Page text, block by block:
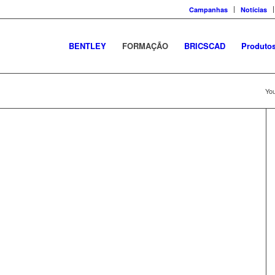
Campanhas Notícias
BENTLEY FORMAÇÃO BRICSCAD